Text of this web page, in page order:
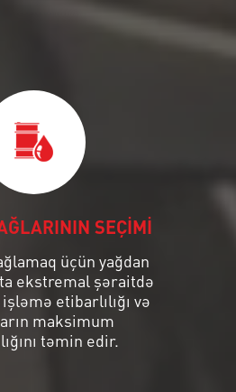
SEÇİMİ
üçün yağdan
ekstremal şəraitdə
etibarlılığı və
maksimum
təmin edir.